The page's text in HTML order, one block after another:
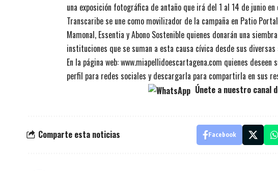
una exposición fotográfica de antaño que irá del 1 al 14 de junio
Transcaribe se une como movilizador de la campaña en Patio
Mamonal, Essentia y Abono Sostenible quienes donarán una
instituciones que se suman a esta causa cívica desde sus
En la página web:www.miapellidoescartagena.com quienes deseen
perfil para redes sociales y descargarla para compartirla en sus
Únete a nuestro canal
Comparte esta noticias Facebook